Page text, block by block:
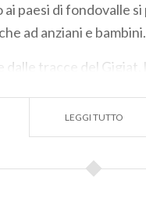
paesi di fondovalle
ad anziani e bambini.
tracce del Gigiat,
scenari maestuosi, al
LEGGI TUTTO